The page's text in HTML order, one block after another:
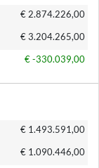
€ 2.874.226,00
€ 3.204.265,00
€ -330.039,00
€ 1.493.591,00
€ 1.090.446,00